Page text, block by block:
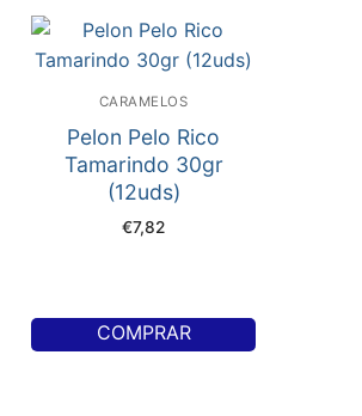
CARAMELOS
Pelon Pelo Rico
Tamarindo 30gr
(12uds)
€7,82
COMPRAR